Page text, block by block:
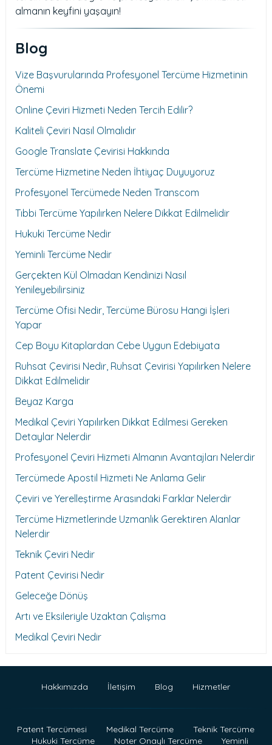
almanın keyfini yaşayın!
Blog
Vize Başvurularında Profesyonel Tercüme Hizmetinin
Önemi
Online Çeviri Hizmeti Neden Tercih Edilir?
Kaliteli Çeviri Nasıl Olmalıdır
Google Translate Çevirisi Hakkında
Tercüme Hizmetine Neden İhtiyaç Duyuyoruz
Profesyonel Tercümede Neden Transcom
Tıbbi Tercüme Yapılırken Nelere Dikkat Edilmelidir
Hukuki Tercüme Nedir
Yeminli Tercüme Nedir
Gerçekten Kül Olmadan Kendinizi Nasıl
Yenileyebilirsiniz
Tercüme Ofisi Nedir, Tercüme Bürosu Hangi İşleri
Yapar
Cep Boyu Kitaplardan Cebe Uygun Edebiyata
Ruhsat Çevirisi Nedir, Ruhsat Çevirisi Yapılırken Nelere
Dikkat Edilmelidir
Beyaz Karga
Medikal Çeviri Yapılırken Dikkat Edilmesi Gereken
Detaylar Nelerdir
Profesyonel Çeviri Hizmeti Almanın Avantajları Nelerdir
Tercümede Apostil Hizmeti Ne Anlama Gelir
Çeviri ve Yerelleştirme Arasındaki Farklar Nelerdir
Tercüme Hizmetlerinde Uzmanlık Gerektiren Alanlar
Nelerdir
Teknik Çeviri Nedir
Patent Çevirisi Nedir
Geleceğe Dönüş
Artı ve Eksileriyle Uzaktan Çalışma
Medikal Çeviri Nedir
Hakkımızda İletişim Blog Hizmetler
Patent Tercümesi Medikal Tercüme
Teknik Tercüme
Hukuki Tercüme
Noter Onaylı Tercüme Yeminli